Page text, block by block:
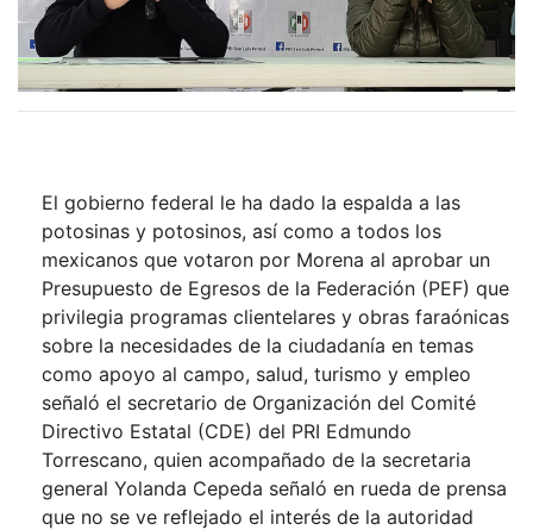
El gobierno federal le ha dado la espalda a las
potosinas y potosinos, así como a todos los
mexicanos que votaron por Morena al aprobar un
Presupuesto de Egresos de la Federación (PEF) que
privilegia programas clientelares y obras faraónicas
sobre la necesidades de la ciudadanía en temas
como apoyo al campo, salud, turismo y empleo
señaló el secretario de Organización del Comité
Directivo Estatal (CDE) del PRI Edmundo
Torrescano, quien acompañado de la secretaria
general Yolanda Cepeda señaló en rueda de prensa
que no se ve reflejado el interés de la autoridad